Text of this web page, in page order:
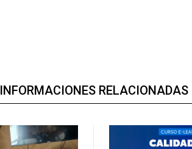
INFORMACIONES RELACIONADAS